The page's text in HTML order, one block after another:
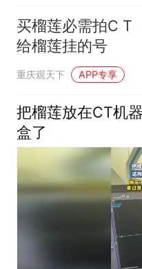
买榴莲必需拍C T
给榴莲挂的号
重庆观天下 APP专享
把榴莲放在CT机
盒了